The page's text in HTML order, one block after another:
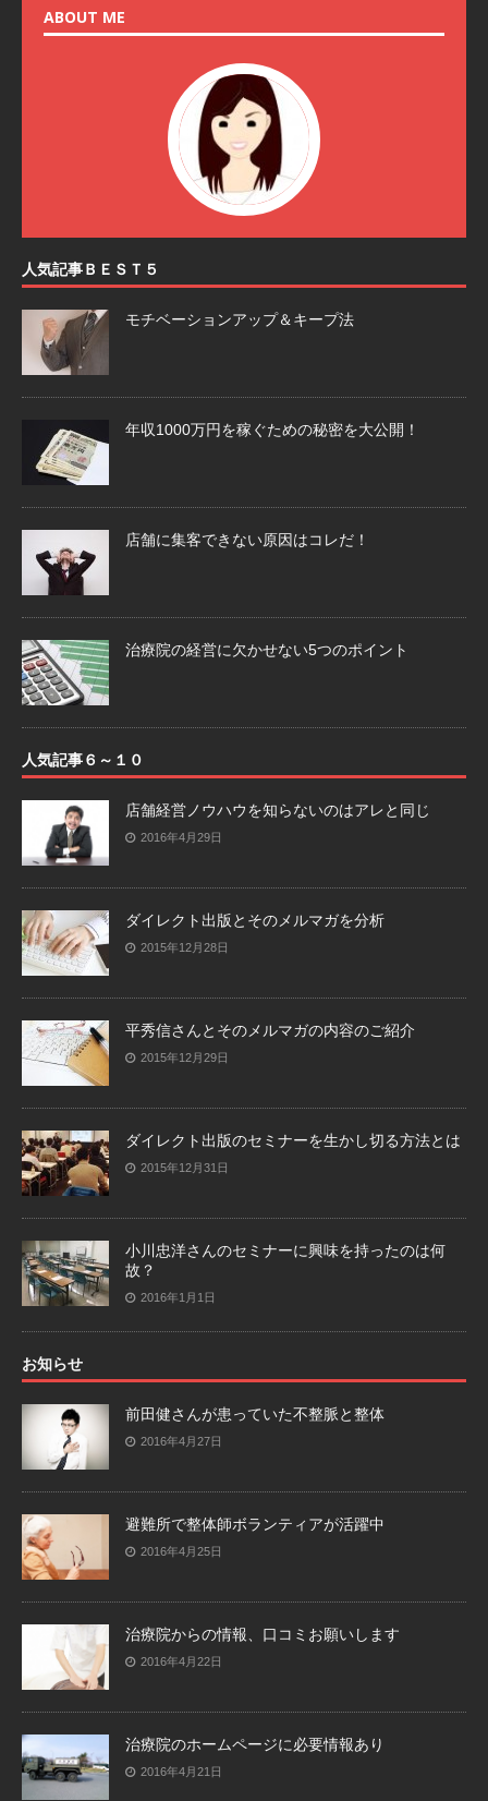
ABOUT ME
人気記事ＢＥＳＴ５
モチベーションアップ＆キープ法
年収1000万円を稼ぐための秘密を大公開！
店舗に集客できない原因はコレだ！
治療院の経営に欠かせない5つのポイント
人気記事６～１０
店舗経営ノウハウを知らないのはアレと同じ
2016年4月29日
ダイレクト出版とそのメルマガを分析
2015年12月28日
平秀信さんとそのメルマガの内容のご紹介
2015年12月29日
ダイレクト出版のセミナーを生かし切る方法とは
2015年12月31日
小川忠洋さんのセミナーに興味を持ったのは何
故？
2016年1月1日
お知らせ
前田健さんが患っていた不整脈と整体
2016年4月27日
避難所で整体師ボランティアが活躍中
2016年4月25日
治療院からの情報、口コミお願いします
2016年4月22日
治療院のホームページに必要情報あり
2016年4月21日